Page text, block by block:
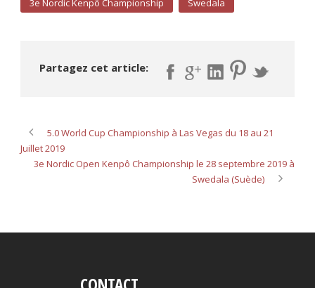
3e Nordic Kenpô Championship
Swedala
Partagez cet article:
5.0 World Cup Championship à Las Vegas du 18 au 21
Juillet 2019
3e Nordic Open Kenpô Championship le 28 septembre 2019 à
Swedala (Suède)